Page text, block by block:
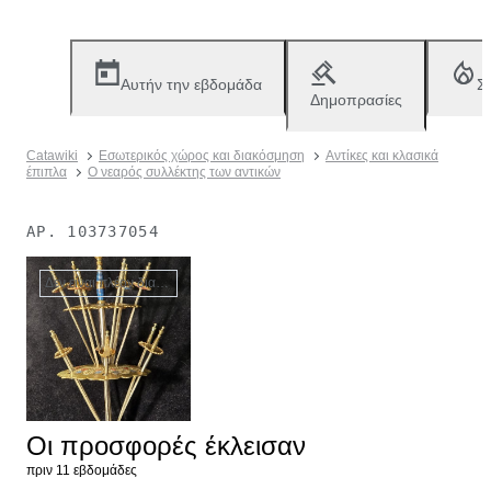
Αυτήν την εβδομάδα
Δημοπρασίες
Catawiki Εσωτερικός χώρος και διακόσμηση
Αντίκες και κλασικά
έπιπλα
Ο νεαρός συλλέκτης των αντικών
ΑΡ. 103737054
Δεν είναι πλέον διαθέσιμο
Οι προσφορές έκλεισαν
πριν 11 εβδομάδες